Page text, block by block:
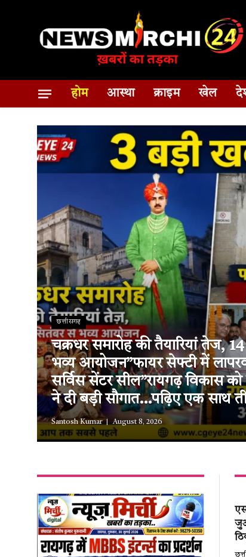
होम आस्था क्राइम खेल
छत्तीसगढ़
चक्रधर समारोह की तैयारियां तेज,
भव्य आयोजन”फायर सेफ्टी में
सर्विस सेंटर सील”रायगढ़ विकास
ने दी बड़ी सौगात…पढ़िए एक साथ
Santosh Kumar August 8, 2026